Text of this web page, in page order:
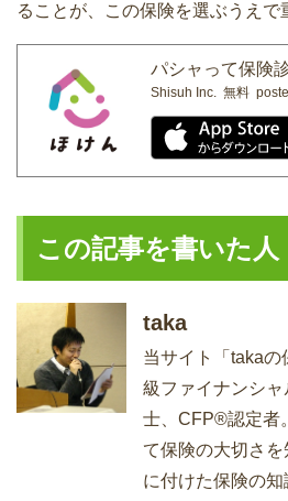
ることが、この保険を選ぶうえで
パシャって保険
Shisuh Inc. 無料
この記事を書いた人
taka
当サイト「takaの
級ファイナンシ
士、CFP®認定者
て保険の大切さ
に付けた保険の